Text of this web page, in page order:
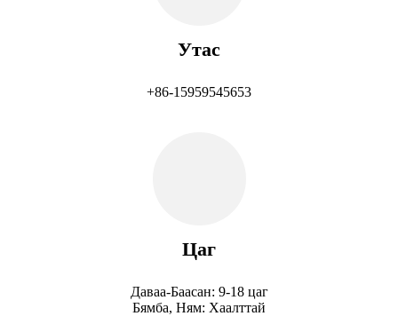
Утас
+86-15959545653
Цаг
Даваа-Баасан: 9-18 цаг
Бямба, Ням: Хаалттай